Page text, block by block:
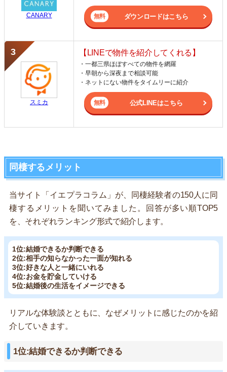
CANARY ダウンロードはこちら
スミカ
【LINEで物件を紹介してくれる】
・一都三県ほぼすべての物件を網羅
・早朝から深夜まで相談可能
・ネットにない物件をタイムリーに紹介
公式LINEはこちら
同棲するメリット
当サイト「イエプラコラム」が、同棲経験者の150人に同
棲するメリットを聞いてみました。回答が多い順TOP5
を、それぞれランキング形式で紹介します。
1位:結婚できるか判断できる
2位:相手の知らなかった一面が知れる
3位:好きな人と一緒にいれる
4位:お金を貯金していける
5位:結婚後の生活をイメージできる
リアルな体験談とともに、なぜメリットに感じたのかを紹
介していきます。
1位:結婚できるか判断できる